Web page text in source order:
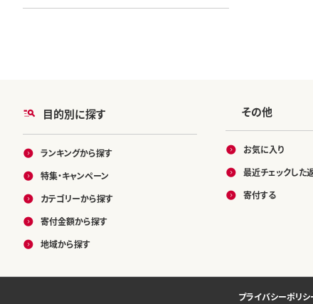
目的別に探す
ランキングから探す
特集・キャンペーン
カテゴリーから探す
寄付金額から探す
地域から探す
その他
お気に入り
最近チェックした
寄付する
プライバシーポリシ